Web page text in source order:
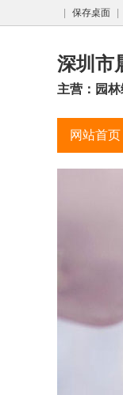
保存桌面
深圳市
主营：园
网站首页